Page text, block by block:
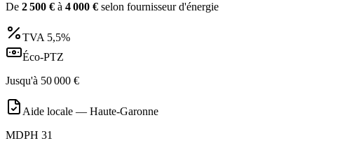
De 2 500 € à 4 000 € selon fournisseur d'énergie
TVA 5,5%
Éco-PTZ
Jusqu'à 50 000 €
Aide locale — Haute-Garonne
MDPH 31